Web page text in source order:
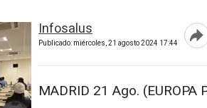
Infosalus
Publicado: miércoles, 21 agosto 2024 17:44
MADRID 21 Ago. (EUROPA